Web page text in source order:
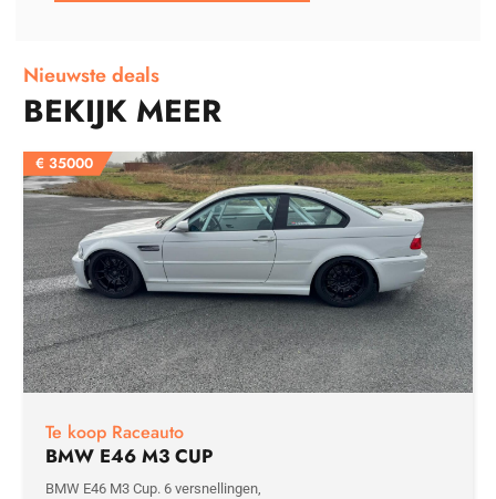
Nieuwste deals
BEKIJK MEER
€ 35000
Te koop Raceauto
BMW E46 M3 CUP
BMW E46 M3 Cup. 6 versnellingen,